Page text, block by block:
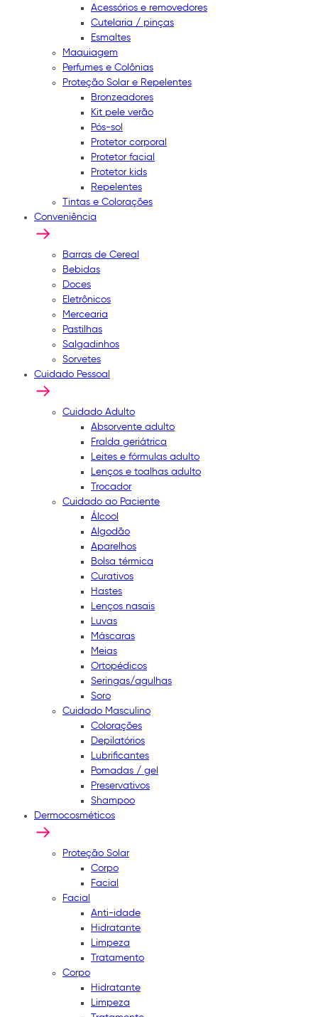
Acessórios e removedores
Cutelaria / pinças
Esmaltes
Maquiagem
Perfumes e Colônias
Proteção Solar e Repelentes
Bronzeadores
Kit pele verão
Pós-sol
Protetor corporal
Protetor facial
Protetor kids
Repelentes
Tintas e Colorações
Conveniência
Barras de Cereal
Bebidas
Doces
Eletrônicos
Mercearia
Pastilhas
Salgadinhos
Sorvetes
Cuidado Pessoal
Cuidado Adulto
Absorvente adulto
Fralda geriátrica
Leites e fórmulas adulto
Lenços e toalhas adulto
Trocador
Cuidado ao Paciente
Álcool
Algodão
Aparelhos
Bolsa térmica
Curativos
Hastes
Lenços nasais
Luvas
Máscaras
Meias
Ortopédicos
Seringas/agulhas
Soro
Cuidado Masculino
Colorações
Depilatórios
Lubrificantes
Pomadas / gel
Preservativos
Shampoo
Dermocosméticos
Proteção Solar
Corpo
Facial
Facial
Anti-idade
Hidratante
Limpeza
Tratamento
Corpo
Hidratante
Limpeza